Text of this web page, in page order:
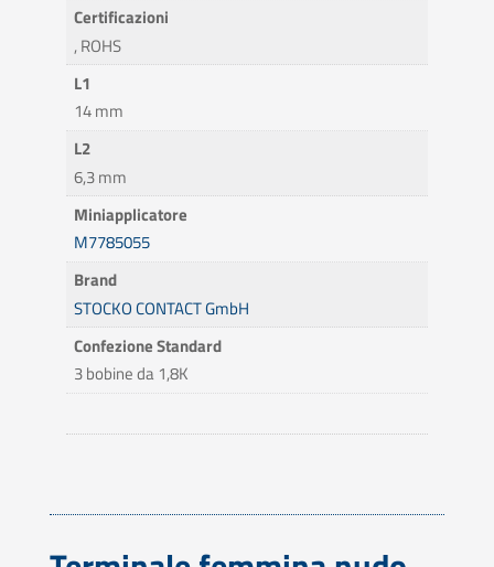
Certificazioni
, ROHS
L1
14 mm
L2
6,3 mm
Miniapplicatore
M7785055
Brand
STOCKO CONTACT GmbH
Confezione Standard
3 bobine da 1,8K